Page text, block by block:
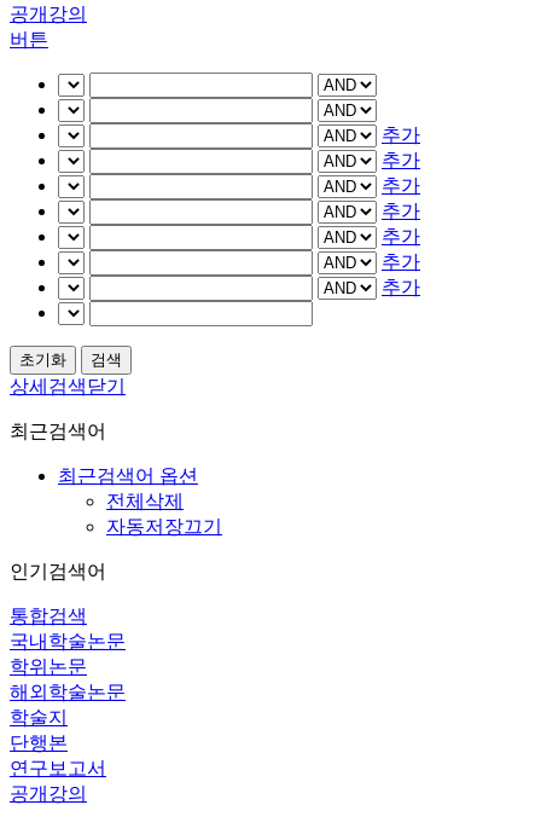
공개강의
버튼
추가
추가
추가
추가
추가
추가
추가
상세검색닫기
최근검색어
최근검색어 옵션
전체삭제
자동저장끄기
인기검색어
통합검색
국내학술논문
학위논문
해외학술논문
학술지
단행본
연구보고서
공개강의